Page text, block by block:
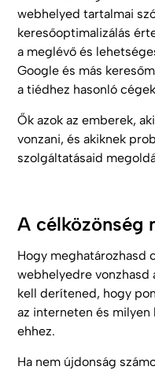
webhelyed tartalmai
keresőoptimalizálás
a meglévő és
Google és más
a tiédhez hasonló
Ők azok az emberek,
vonzani, és akiknek
szolgáltatásaid
A célközönség
Hogy meghatározhasd
webhelyedre vonzhasd
kell derítened, hogy
az interneten és milyen
ehhez.
Ha nem újdonság